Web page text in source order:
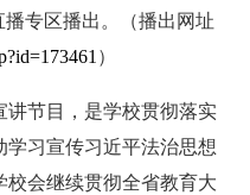
专区播出。（播出网址
）
讲节目，是学校贯彻落实
学习宣传习近平法治思想
校会继续贯彻全省教育大